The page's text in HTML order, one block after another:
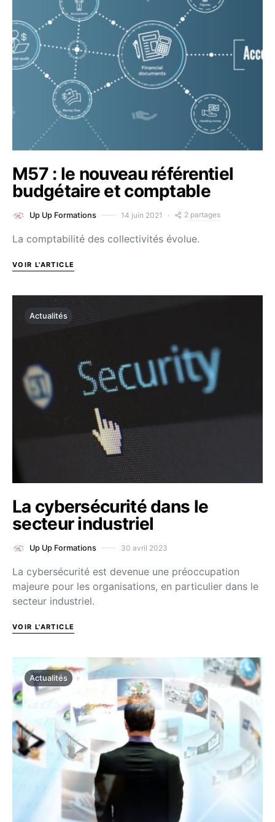
M57 : le nouveau référentiel
budgétaire et comptable
Up Up Formations 14 juin 2021 2 partages
La comptabilité des collectivités évolue.
VOIR L'ARTICLE
Actualités
La cybersécurité dans le
secteur industriel
Up Up Formations 30 avril 2023
La cybersécurité est devenue une préoccupation
majeure pour les organisations, en particulier dans le
secteur industriel.
VOIR L'ARTICLE
Actualités